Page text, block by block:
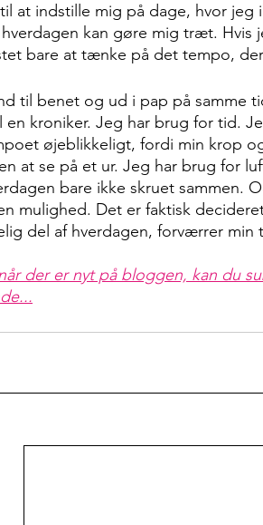
at indstille mig på dage, hvor jeg
kan gøre mig træt. Hvis
bare at tænke på det tempo,
til benet og ud i pap på samme
kroniker. Jeg har brug for tid.
øjeblikkeligt, fordi min krop
at se på et ur. Jeg har brug for
bare ikke skruet sammen.
mulighed. Det er faktisk
del af hverdagen, forværrer min
der er nyt på bloggen, kan du